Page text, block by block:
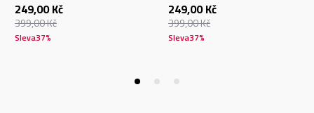
249,00 Kč
399,00Kč
Sleva37%
249,00 Kč
399,00Kč
Sleva37%